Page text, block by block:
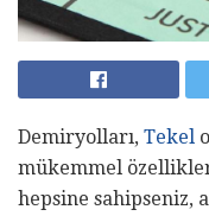
Demiryolları, Tekel
mükemmel
hepsine sahipseniz,